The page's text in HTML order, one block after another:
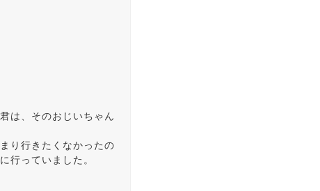
は、そのおじいちゃん
り行きたくなかったの
行っていました。